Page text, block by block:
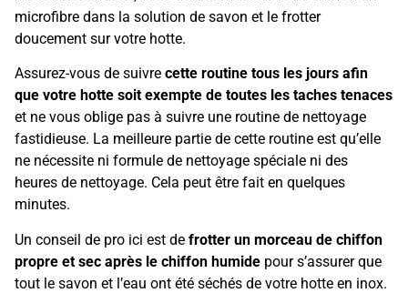
microfibre dans la solution de savon et le frotter
doucement sur votre hotte.
Assurez-vous de suivre cette routine tous les jours afin
que votre hotte soit exempte de toutes les taches tenaces
et ne vous oblige pas à suivre une routine de nettoyage
fastidieuse. La meilleure partie de cette routine est qu’elle
ne nécessite ni formule de nettoyage spéciale ni des
heures de nettoyage. Cela peut être fait en quelques
minutes.
Un conseil de pro ici est de frotter un morceau de chiffon
propre et sec après le chiffon humide pour s’assurer que
tout le savon et l’eau ont été séchés de votre hotte en inox.